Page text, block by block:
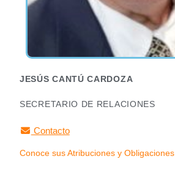
JESÚS CANTÚ CARDOZA
SECRETARIO DE RELACIONES
Contacto
Conoce sus Atribuciones y Obligaciones